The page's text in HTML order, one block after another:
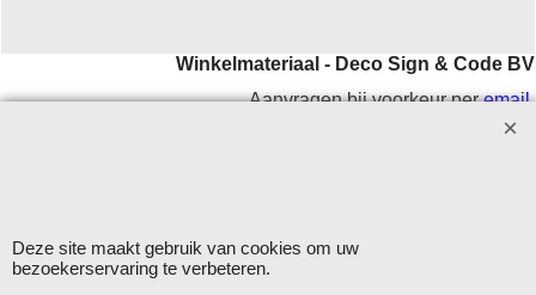
Winkelmateriaal - Deco Sign & Code BV
Aanvragen bij voorkeur peremail.
Openingstijden: maandag - vrijdag 9.00-12.00 en 13.00-16.00
Deze site maakt gebruik van cookies om uw
bezoekerservaring te verbeteren.